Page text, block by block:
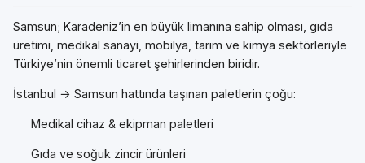
Samsun; Karadeniz’in en büyük limanına sahip olması, gıda
üretimi, medikal sanayi, mobilya, tarım ve kimya sektörleriyle
Türkiye’nin önemli ticaret şehirlerinden biridir.
İstanbul → Samsun hattında taşınan paletlerin çoğu:
Medikal cihaz & ekipman paletleri
Gıda ve soğuk zincir ürünleri